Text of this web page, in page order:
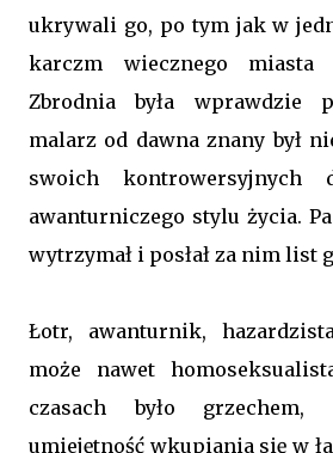
ukrywali go, po tym jak w
karczm wiecznego miasta
Zbrodnia była wprawdzie
malarz od dawna znany był
swoich kontrowersyjnych
awanturniczego stylu życia.
wytrzymał i posłał za nim list
Łotr, awanturnik,
może nawet
czasach było grzechem,
umiejętność wkupiania się w